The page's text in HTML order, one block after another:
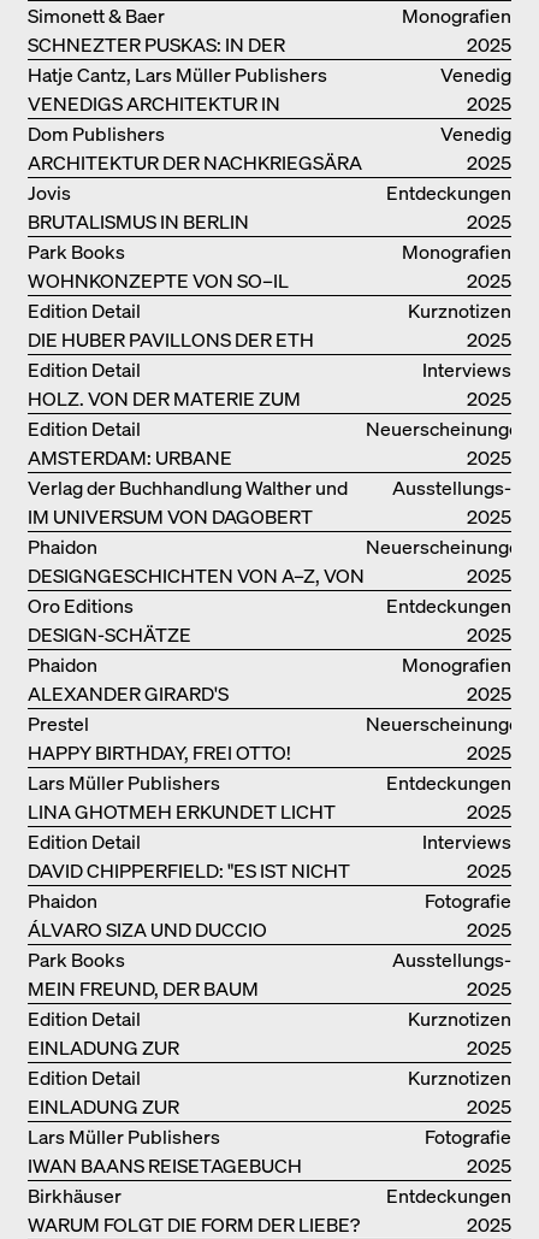
Monografien
SCHNEZTER PUSKAS: IN DER
DRITTEN GENERATION
Simonett & Baer
2025
Venedig
VENEDIGS ARCHITEKTUR IN
ELEMENTEN UND DIE STADT ALS
REALITÄT
Hatje Cantz, Lars Müller Publishers
2025
Venedig
ARCHITEKTUR DER NACHKRIEGSÄRA
IN VENEDIG
Dom Publishers
2025
Entdeckungen
BRUTALISMUS IN BERLIN
Jovis
2025
Monografien
WOHNKONZEPTE VON SO–IL
Park Books
2025
Kurznotizen
DIE HUBER PAVILLONS DER ETH
ZÜRICH – WIEDERVERWENDET!
Edition Detail
2025
Interviews
HOLZ. VON DER MATERIE ZUM
GEBAUTEN
Edition Detail
2025
Neuerscheinungen
AMSTERDAM: URBANE
ARCHITEKTUR UND LEBENSRÄUME
Edition Detail
2025
Ausstellungs­
kataloge
IM UNIVERSUM VON DAGOBERT
PECHE
Verlag der Buchhandlung Walther und
Franz König
2025
Neuerscheinungen
DESIGNGESCHICHTEN VON A–Z, VON
GAE AULENTI BIS ZU SORI YANAGI
Phaidon
2025
Entdeckungen
DESIGN-SCHÄTZE
WIEDERENTDECKT: FINN JUHLS
CHIEFTAIN CHAIR
Oro Editions
2025
Monografien
ALEXANDER GIRARD'S
OPTIMISTISCHE ENTWÜRFE
Phaidon
2025
Neuerscheinungen
HAPPY BIRTHDAY, FREI OTTO!
Prestel
2025
Entdeckungen
LINA GHOTMEH ERKUNDET LICHT
UND DUNKELHEIT
Lars Müller Publishers
2025
Interviews
DAVID CHIPPERFIELD: "ES IST NICHT
SO LEICHT, BERLIN ZU MÖGEN"
Edition Detail
2025
Fotografie
ÁLVARO SIZA UND DUCCIO
MALAGAMBA: SKIZZEN UND
FOTOGRAFIEN
Phaidon
2025
Ausstellungs­
kataloge
MEIN FREUND, DER BAUM
Park Books
2025
Kurznotizen
EINLADUNG ZUR
BUCHVORSTELLUNG
Edition Detail
2025
Kurznotizen
EINLADUNG ZUR
BUCHPRÄSENTATION IM
BREGENZERWALD
Edition Detail
2025
Fotografie
IWAN BAANS REISETAGEBUCH
Lars Müller Publishers
2025
Entdeckungen
WARUM FOLGT DIE FORM DER LIEBE?
Birkhäuser
2025